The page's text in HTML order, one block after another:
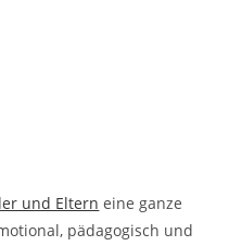
und Eltern eine ganze
pädagogisch und